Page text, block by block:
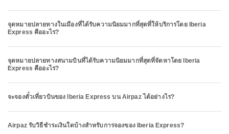
จุดหมายปลายทางในเมืองที่ได้รับความนิยมมากที่สุดที่ให้บริการโดย Iberia
Express คืออะไร?
จุดหมายปลายทางสนามบินที่ได้รับความนิยมมากที่สุดที่จัดหาโดย Iberia
Express คืออะไร?
จะจองตั๋วเที่ยวบินของ Iberia Express บน Airpaz ได้อย่างไร?
Airpaz รับวิธีชำระเงินใดบ้างสำหรับการจองของ Iberia Express?